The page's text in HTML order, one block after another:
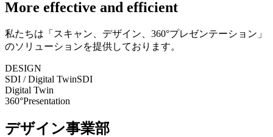
More effective and efficient
私たちは「スキャン、デザイン、360°プレゼンテーション」
のソリューションを提供しております。
DESIGN
SDI / Digital TwinSDI
Digital Twin
360°Presentation
デザイン事業部